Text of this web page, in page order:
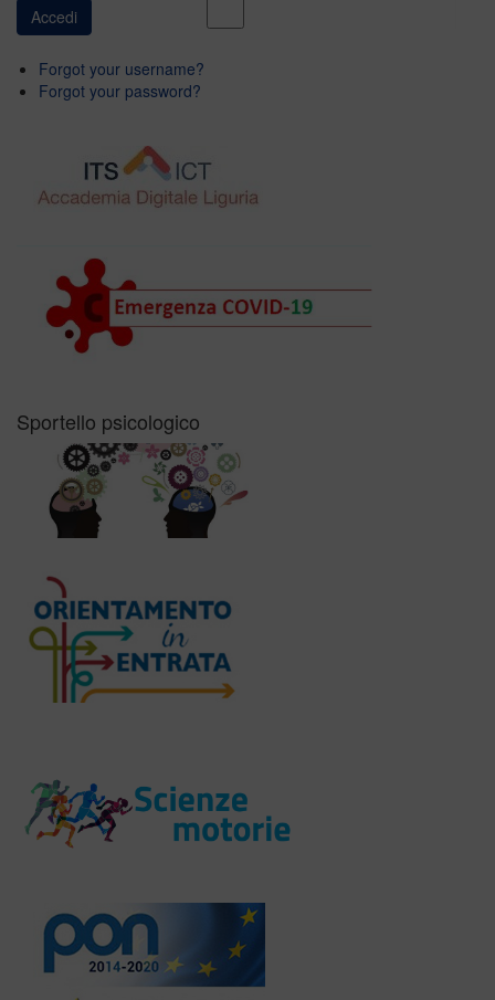
Forgot your username?
Forgot your password?
Sportello psicologico